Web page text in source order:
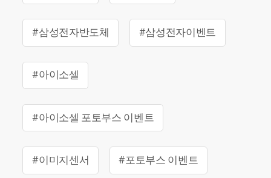
#삼성전자반도체 #삼성전자이벤트
#아이소셀
#아이소셀 포토부스 이벤트
#이미지센서 #포토부스 이벤트